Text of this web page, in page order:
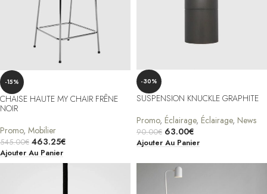
-15%
CHAISE HAUTE MY CHAIR FRÊNE
NOIR
Promo, Mobilier
545.00€ 463.25€
Ajouter Au Panier
-30%
SUSPENSION KNUCKLE GRAPHITE
Promo, Éclairage, Éclairage, News
90.00€ 63.00€
Ajouter Au Panier